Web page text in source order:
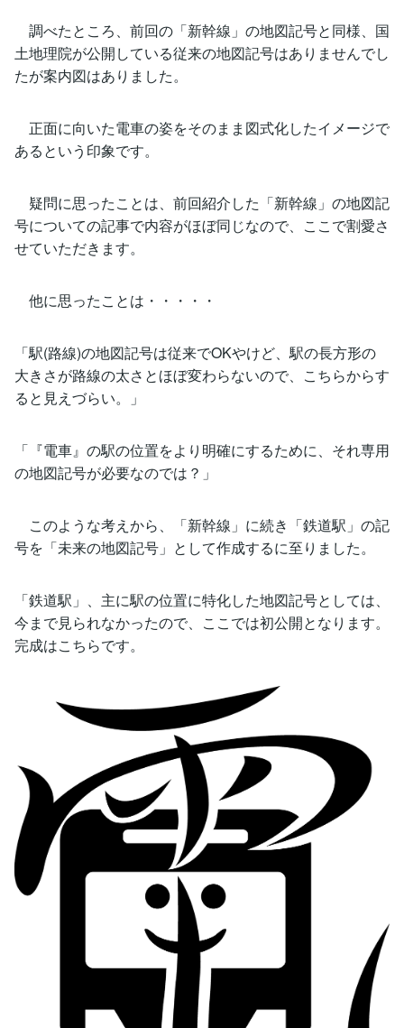
調べたところ、前回の「新幹線」の地図記号と同様、国
土地理院が公開している従来の地図記号はありませんでし
たが案内図はありました。
正面に向いた電車の姿をそのまま図式化したイメージで
あるという印象です。
疑問に思ったことは、前回紹介した「新幹線」の地図記
号についての記事で内容がほぼ同じなので、ここで割愛さ
せていただきます。
他に思ったことは・・・・・
「駅(路線)の地図記号は従来でOKやけど、駅の長方形の
大きさが路線の太さとほぼ変わらないので、こちらからす
ると見えづらい。」
「『電車』の駅の位置をより明確にするために、それ専用
の地図記号が必要なのでは？」
このような考えから、「新幹線」に続き「鉄道駅」の記
号を「未来の地図記号」として作成するに至りました。
「鉄道駅」、主に駅の位置に特化した地図記号としては、
今まで見られなかったので、ここでは初公開となります。
完成はこちらです。